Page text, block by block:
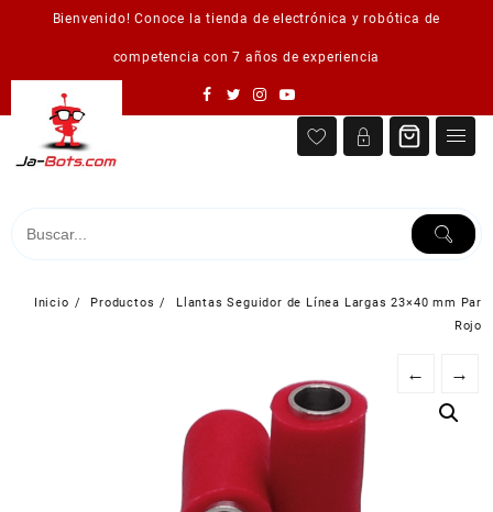
Bienvenido! Conoce la tienda de electrónica y robótica de
competencia con 7 años de experiencia
Inicio Productos
Llantas Seguidor de Línea Largas 23×40 mm Par
Rojo
← →